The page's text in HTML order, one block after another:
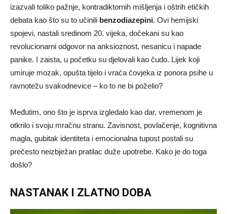
izazvali toliko pažnje, kontradiktornih mišljenja i oštrih etičkih
debata kao što su to učinili benzodiazepini. Ovi hemijski
spojevi, nastali sredinom 20. vijeka, dočekani su kao
revolucionarni odgovor na anksioznost, nesanicu i napade
panike. I zaista, u početku su djelovali kao čudo. Lijek koji
umiruje mozak, opušta tijelo i vraća čovjeka iz ponora psihe u
ravnotežu svakodnevice – ko to ne bi poželio?
Međutim, ono što je isprva izgledalo kao dar, vremenom je
otkrilo i svoju mračnu stranu. Zavisnost, povlačenje, kognitivna
magla, gubitak identiteta i emocionalna tupost postali su
prečesto neizbježan pratilac duže upotrebe. Kako je do toga
došlo?
NASTANAK I ZLATNO DOBA